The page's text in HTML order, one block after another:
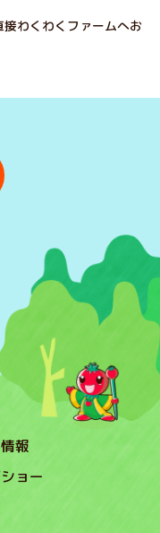
接わくわくファームへお
報
ョー